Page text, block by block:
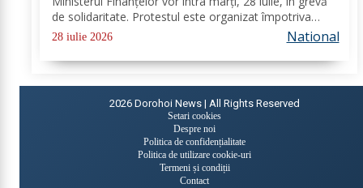
de solidaritate. Protestul este organizat împotriva
proiectului noii legi a salarizării și are loc în aceeași zi
28 iulie 2026 National
2026 Dorohoi News | All Rights Reserved
Setari cookies
Despre noi
Politica de confidențialitate
Politica de utilizare cookie-uri
Termeni și condiții
Contact